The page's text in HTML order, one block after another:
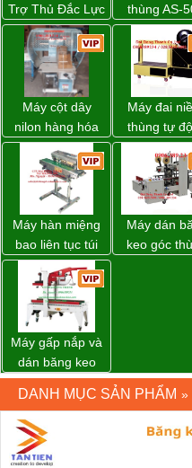
Trợ Thủ Đắc Lực
Cho Mọi Doanh
Nghiệp Trong
Khâu Đóng Gói
thùng AS-
Wellpack
Máy cột dây
nilon hàng hóa
model CY-100
Máy đai
thùng tự
DBA-80A
Loan giá
Máy hàn miệng
bao liên tục túi
nằm nghiêng.
Máy dán
keo góc
Máy gấp nắp và
dán băng keo
thùng carton tự
động WP-5050F
DANH MỤC SẢN PHẨM »